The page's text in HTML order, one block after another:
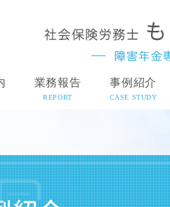
業務報告
REPORT
事例紹介
CASE STUDY